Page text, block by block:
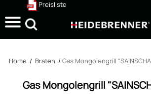
Preisliste
Suche
Home / Braten / Gas Mongolengrill
Gas Mongolengrill